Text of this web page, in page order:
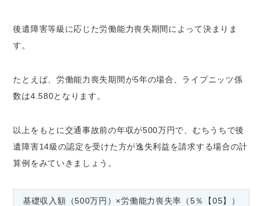
後遺障害等級に応じた労働能力喪失期間によって決まりま
す。
たとえば、労働能力喪失期間が5年の場合、ライプニッツ係
数は4.580となります。
以上をもとに交通事故前の年収が500万円で、むちうちで後
遺障害14級の認定を受けた方が逸失利益を請求する場合の計
算例をみていきましょう。
基礎収入額（500万円）×労働能力喪失率（5％【05】）